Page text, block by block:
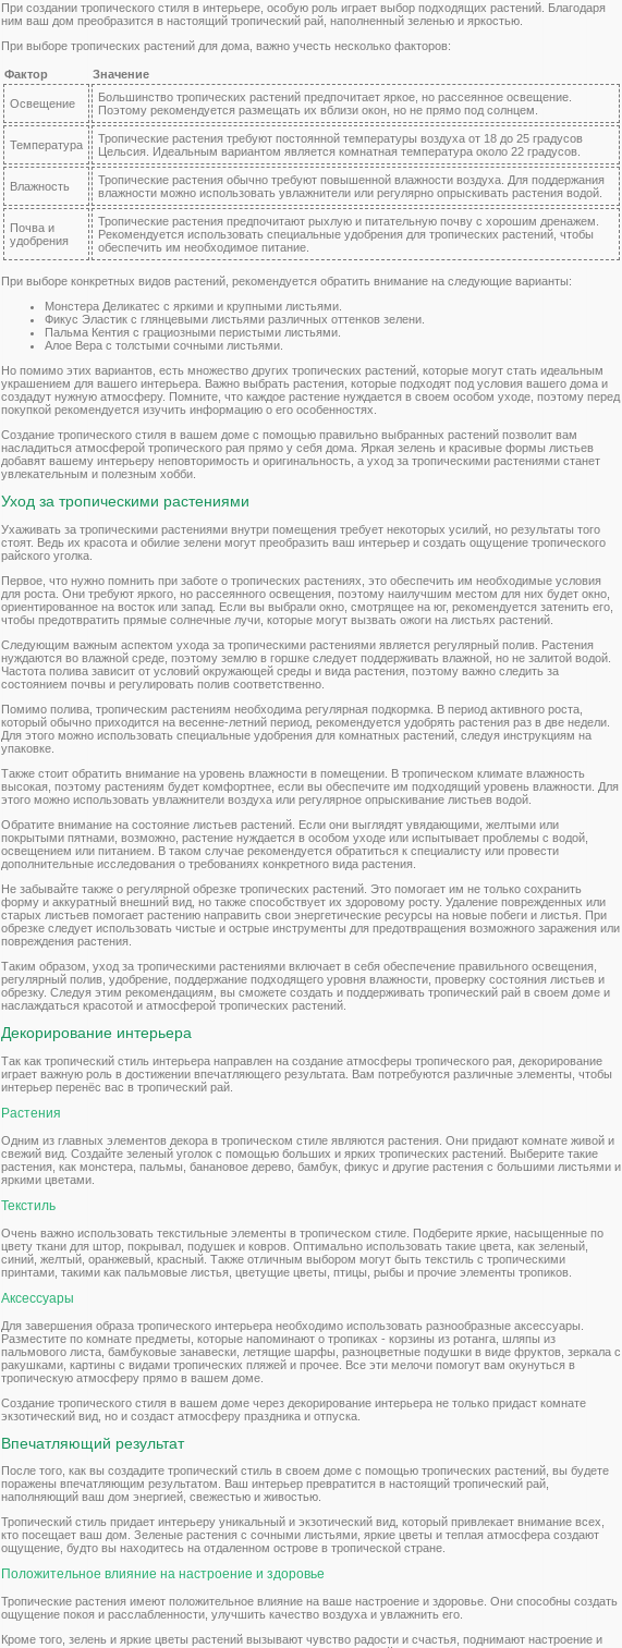
При создании тропического стиля в интерьере, особую роль играет выбор подходящих растений. Благодаря
ним ваш дом преобразится в настоящий тропический рай, наполненный зеленью и яркостью.
При выборе тропических растений для дома, важно учесть несколько факторов:
Фактор Значение
Освещение
Большинство тропических растений предпочитает яркое, но рассеянное освещение.
Поэтому рекомендуется размещать их вблизи окон, но не прямо под солнцем.
Температура
Тропические растения требуют постоянной температуры воздуха от 18 до 25 градусов
Цельсия. Идеальным вариантом является комнатная температура около 22 градусов.
Влажность
Тропические растения обычно требуют повышенной влажности воздуха. Для поддержания
влажности можно использовать увлажнители или регулярно опрыскивать растения водой.
Почва и
удобрения
Тропические растения предпочитают рыхлую и питательную почву с хорошим дренажем.
Рекомендуется использовать специальные удобрения для тропических растений, чтобы
обеспечить им необходимое питание.
При выборе конкретных видов растений, рекомендуется обратить внимание на следующие варианты:
Монстера Деликатес с яркими и крупными листьями.
Фикус Эластик с глянцевыми листьями различных оттенков зелени.
Пальма Кентия с грациозными перистыми листьями.
Алое Вера с толстыми сочными листьями.
Но помимо этих вариантов, есть множество других тропических растений, которые могут стать идеальным
украшением для вашего интерьера. Важно выбрать растения, которые подходят под условия вашего дома и
создадут нужную атмосферу. Помните, что каждое растение нуждается в своем особом уходе, поэтому перед
покупкой рекомендуется изучить информацию о его особенностях.
Создание тропического стиля в вашем доме с помощью правильно выбранных растений позволит вам
насладиться атмосферой тропического рая прямо у себя дома. Яркая зелень и красивые формы листьев
добавят вашему интерьеру неповторимость и оригинальность, а уход за тропическими растениями станет
увлекательным и полезным хобби.
Уход за тропическими растениями
Ухаживать за тропическими растениями внутри помещения требует некоторых усилий, но результаты того
стоят. Ведь их красота и обилие зелени могут преобразить ваш интерьер и создать ощущение тропического
райского уголка.
Первое, что нужно помнить при заботе о тропических растениях, это обеспечить им необходимые условия
для роста. Они требуют яркого, но рассеянного освещения, поэтому наилучшим местом для них будет окно,
ориентированное на восток или запад. Если вы выбрали окно, смотрящее на юг, рекомендуется затенить его,
чтобы предотвратить прямые солнечные лучи, которые могут вызвать ожоги на листьях растений.
Следующим важным аспектом ухода за тропическими растениями является регулярный полив. Растения
нуждаются во влажной среде, поэтому землю в горшке следует поддерживать влажной, но не залитой водой.
Частота полива зависит от условий окружающей среды и вида растения, поэтому важно следить за
состоянием почвы и регулировать полив соответственно.
Помимо полива, тропическим растениям необходима регулярная подкормка. В период активного роста,
который обычно приходится на весенне-летний период, рекомендуется удобрять растения раз в две недели.
Для этого можно использовать специальные удобрения для комнатных растений, следуя инструкциям на
упаковке.
Также стоит обратить внимание на уровень влажности в помещении. В тропическом климате влажность
высокая, поэтому растениям будет комфортнее, если вы обеспечите им подходящий уровень влажности. Для
этого можно использовать увлажнители воздуха или регулярное опрыскивание листьев водой.
Обратите внимание на состояние листьев растений. Если они выглядят увядающими, желтыми или
покрытыми пятнами, возможно, растение нуждается в особом уходе или испытывает проблемы с водой,
освещением или питанием. В таком случае рекомендуется обратиться к специалисту или провести
дополнительные исследования о требованиях конкретного вида растения.
Не забывайте также о регулярной обрезке тропических растений. Это помогает им не только сохранить
форму и аккуратный внешний вид, но также способствует их здоровому росту. Удаление поврежденных или
старых листьев помогает растению направить свои энергетические ресурсы на новые побеги и листья. При
обрезке следует использовать чистые и острые инструменты для предотвращения возможного заражения или
повреждения растения.
Таким образом, уход за тропическими растениями включает в себя обеспечение правильного освещения,
регулярный полив, удобрение, поддержание подходящего уровня влажности, проверку состояния листьев и
обрезку. Следуя этим рекомендациям, вы сможете создать и поддерживать тропический рай в своем доме и
наслаждаться красотой и атмосферой тропических растений.
Декорирование интерьера
Так как тропический стиль интерьера направлен на создание атмосферы тропического рая, декорирование
играет важную роль в достижении впечатляющего результата. Вам потребуются различные элементы, чтобы
интерьер перенёс вас в тропический рай.
Растения
Одним из главных элементов декора в тропическом стиле являются растения. Они придают комнате живой и
свежий вид. Создайте зеленый уголок с помощью больших и ярких тропических растений. Выберите такие
растения, как монстера, пальмы, банановое дерево, бамбук, фикус и другие растения с большими листьями и
яркими цветами.
Текстиль
Очень важно использовать текстильные элементы в тропическом стиле. Подберите яркие, насыщенные по
цвету ткани для штор, покрывал, подушек и ковров. Оптимально использовать такие цвета, как зеленый,
синий, желтый, оранжевый, красный. Также отличным выбором могут быть текстиль с тропическими
принтами, такими как пальмовые листья, цветущие цветы, птицы, рыбы и прочие элементы тропиков.
Аксессуары
Для завершения образа тропического интерьера необходимо использовать разнообразные аксессуары.
Разместите по комнате предметы, которые напоминают о тропиках - корзины из ротанга, шляпы из
пальмового листа, бамбуковые занавески, летящие шарфы, разноцветные подушки в виде фруктов, зеркала с
ракушками, картины с видами тропических пляжей и прочее. Все эти мелочи помогут вам окунуться в
тропическую атмосферу прямо в вашем доме.
Создание тропического стиля в вашем доме через декорирование интерьера не только придаст комнате
экзотический вид, но и создаст атмосферу праздника и отпуска.
Впечатляющий результат
После того, как вы создадите тропический стиль в своем доме с помощью тропических растений, вы будете
поражены впечатляющим результатом. Ваш интерьер превратится в настоящий тропический рай,
наполняющий ваш дом энергией, свежестью и живостью.
Тропический стиль придает интерьеру уникальный и экзотический вид, который привлекает внимание всех,
кто посещает ваш дом. Зеленые растения с сочными листьями, яркие цветы и теплая атмосфера создают
ощущение, будто вы находитесь на отдаленном острове в тропической стране.
Положительное влияние на настроение и здоровье
Тропические растения имеют положительное влияние на ваше настроение и здоровье. Они способны создать
ощущение покоя и расслабленности, улучшить качество воздуха и увлажнить его.
Кроме того, зелень и яркие цветы растений вызывают чувство радости и счастья, поднимают настроение и